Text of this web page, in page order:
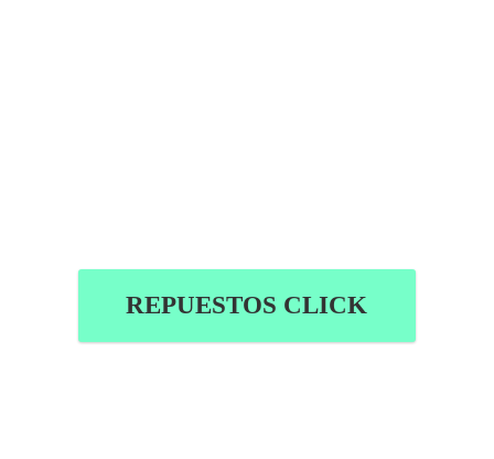
REPUESTOS CLICK